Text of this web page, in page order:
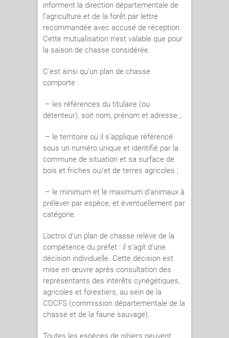
informent la direction départementale de
l’agriculture et de la forêt par lettre
recommandée avec accusé de réception.
Cette mutualisation n’est valable que pour
la saison de chasse considérée.
C’est ainsi qu’un plan de chasse
comporte :
– les références du titulaire (ou
détenteur), soit nom, prénom et adresse ;
– le territoire où il s’applique référencé
sous un numéro unique et identifié par la
commune de situation et sa surface de
bois et friches ou/et de terres agricoles ;
– le minimum et le maximum d’animaux à
prélever par espèce, et éventuellement par
catégorie.
L’octroi d’un plan de chasse relève de la
compétence du préfet : il s’agit d’une
décision individuelle. Cette décision est
mise en œuvre après consultation des
représentants des intérêts cynégétiques,
agricoles et forestiers, au sein de la
CDCFS (commission départementale de la
chasse et de la faune sauvage).
Toutes les espèces de gibiers peuvent